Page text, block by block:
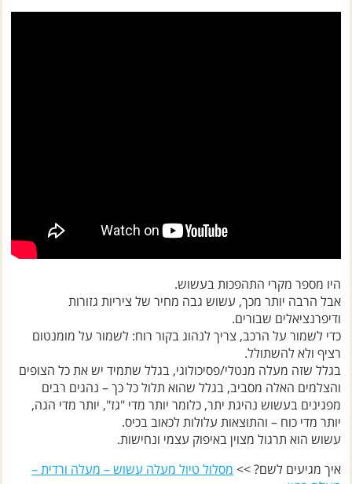
היו מספר מקרי התהפכות בעשוש.
אבל הרבה יותר מכך, עשוש גבה מחיר של ציריות גזורות
ודיפרנציאלים שבורים.
כדי לשמור על הרכב, צריך לנהוג בקור רוח: לשמור על מומנטום
רציף ולא להשתולל.
בגלל שזה מעלה מנטלי/פסיכולוגי, בגלל שתמיד יש את כל הצופים
והצלמים האלה מסביב, בגלל שהוא תלול כל כך – נהגים רבים
מפגינים בעשוש נהיגת יתר, כלומר יותר מדי "גז", יותר מדי הגה,
יותר מדי כוח – והתוצאות עלולות לכאוב בכיס.
עשוש הוא תרגול מצוין באיפוק עצמי ונחישות.
איך מגיעים לשם? >> מסלול טיול מעלה עשוש – מעלה ורדית –